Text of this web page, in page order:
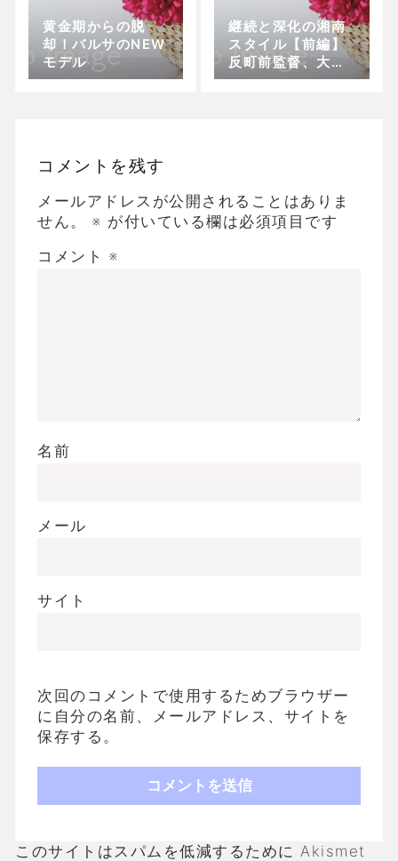
黄金期からの脱
却！バルサのNEW
モデル
継続と深化の湘南
スタイル【前編】
反町前監督、大倉
社長の影響力
コメントを残す
メールアドレスが公開されることはありま
せん。
※ が付いている欄は必須項目です
コメント ※
名前
メール
サイト
次回のコメントで使用するためブラウザー
に自分の名前、メールアドレス、サイトを
保存する。
このサイトはスパムを低減するために Akismet